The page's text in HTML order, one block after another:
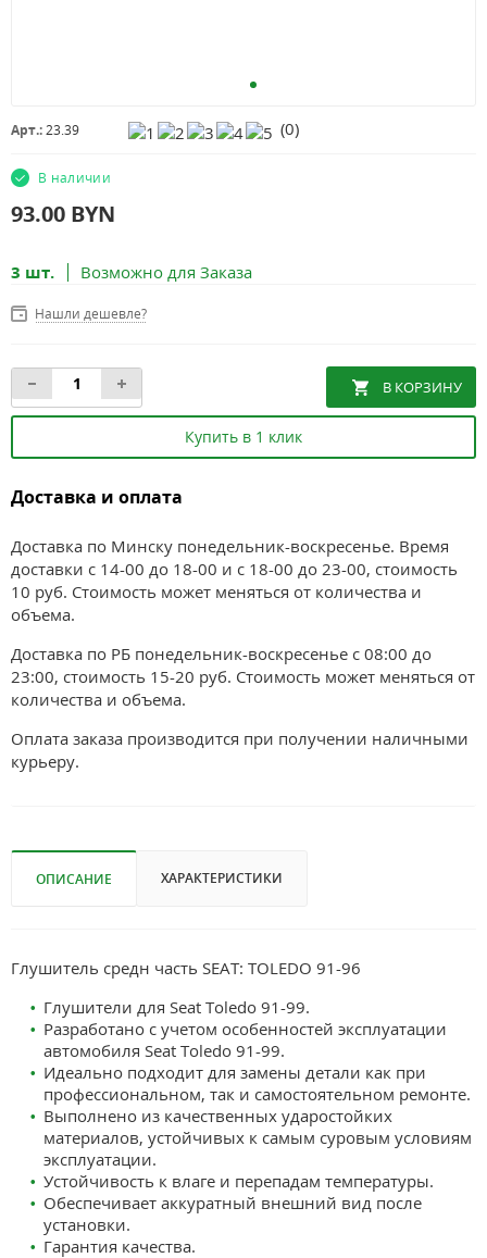
Арт.:23.39 (0)
В наличии
93.00 BYN
3 шт. Возможно для Заказа
Нашли дешевле?
Купить в 1 клик
Доставка и оплата
Доставка по Минску понедельник-воскресенье. Время
доставки с 14-00 до 18-00 и с 18-00 до 23-00, стоимость
10 руб. Стоимость может меняться от количества и
объема.
Доставка по РБ понедельник-воскресенье с 08:00 до
23:00, стоимость 15-20 руб. Стоимость может меняться от
количества и объема.
Оплата заказа производится при получении наличными
курьеру.
ОПИСАНИЕ ХАРАКТЕРИСТИКИ
Глушитель средн часть SEAT: TOLEDO 91-96
Глушители для Seat Toledo 91-99.
Разработано с учетом особенностей эксплуатации
автомобиля Seat Toledo 91-99.
Идеально подходит для замены детали как при
профессиональном, так и самостоятельном ремонте.
Выполнено из качественных ударостойких
материалов, устойчивых к самым суровым условиям
эксплуатации.
Устойчивость к влаге и перепадам температуры.
Обеспечивает аккуратный внешний вид после
установки.
Гарантия качества.